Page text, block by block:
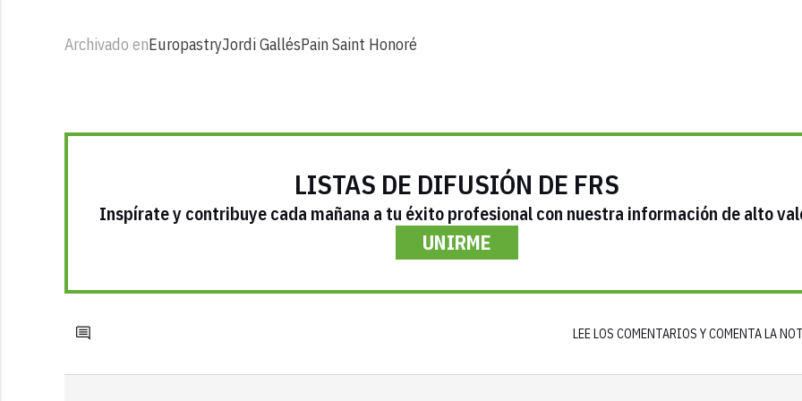
Archivado enEuropastryJordi GallésPain Saint Honoré
LISTAS DE DIFUSIÓN DE FRS
Inspírate y contribuye cada mañana a tu éxito profesional con nuestra información de alto
UNIRME
LEE LOS COMENTARIOS Y COMENTA LA